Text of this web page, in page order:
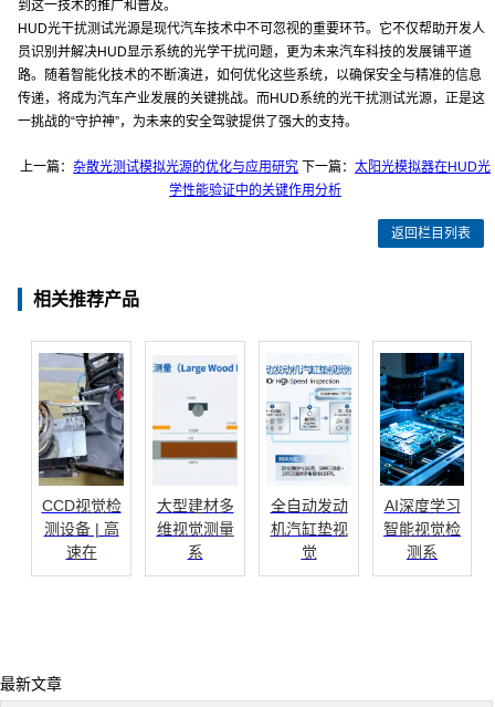
到这一技术的推广和普及。
HUD光干扰测试光源是现代汽车技术中不可忽视的重要环节。它不仅帮助开发人
员识别并解决HUD显示系统的光学干扰问题，更为未来汽车科技的发展铺平道
路。随着智能化技术的不断演进，如何优化这些系统，以确保安全与精准的信息
传递，将成为汽车产业发展的关键挑战。而HUD系统的光干扰测试光源，正是这
一挑战的“守护神”，为未来的安全驾驶提供了强大的支持。
上一篇：杂散光测试模拟光源的优化与应用研究 下一篇：太阳光模拟器在HUD光
学性能验证中的关键作用分析
返回栏目列表
相关推荐产品
CCD视觉检
测设备 | 高
速在
大型建材多
维视觉测量
系
全自动发动
机汽缸垫视
觉
AI深度学习
智能视觉检
测系
最新文章